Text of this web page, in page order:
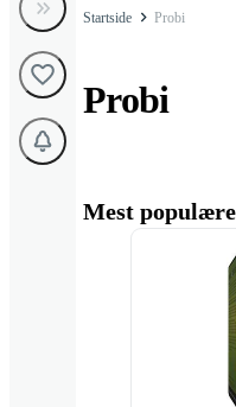
Startside Probi
Probi
Mest